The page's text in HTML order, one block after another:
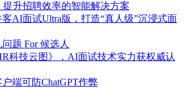
升招聘效率的智能解决方案
AI面试Ultra版，打造“真人级”沉浸式面
题 For 候选人
科技云图》，AI面试技术实力获权威认
端可防ChatGPT作弊